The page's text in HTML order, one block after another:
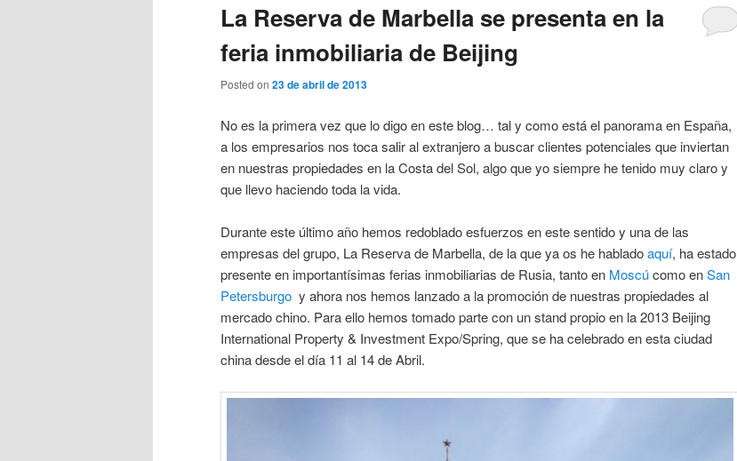
La Reserva de Marbella se presenta en la
feria inmobiliaria de Beijing
Posted on 23 de abril de 2013
No es la primera vez que lo digo en este blog… tal y como está el panorama en España,
a los empresarios nos toca salir al extranjero a buscar clientes potenciales que inviertan
en nuestras propiedades en la Costa del Sol, algo que yo siempre he tenido muy claro y
que llevo haciendo toda la vida.
Durante este último año hemos redoblado esfuerzos en este sentido y una de las
empresas del grupo, La Reserva de Marbella, de la que ya os he habladoaquí, ha estado
presente en importantísimas ferias inmobiliarias de Rusia, tanto en Moscúcomo enSan
Petersburgo y ahora nos hemos lanzado a la promoción de nuestras propiedades al
mercado chino. Para ello hemos tomado parte con un stand propio en la 2013 Beijing
International Property & Investment Expo/Spring, que se ha celebrado en esta ciudad
china desde el día 11 al 14 de Abril.